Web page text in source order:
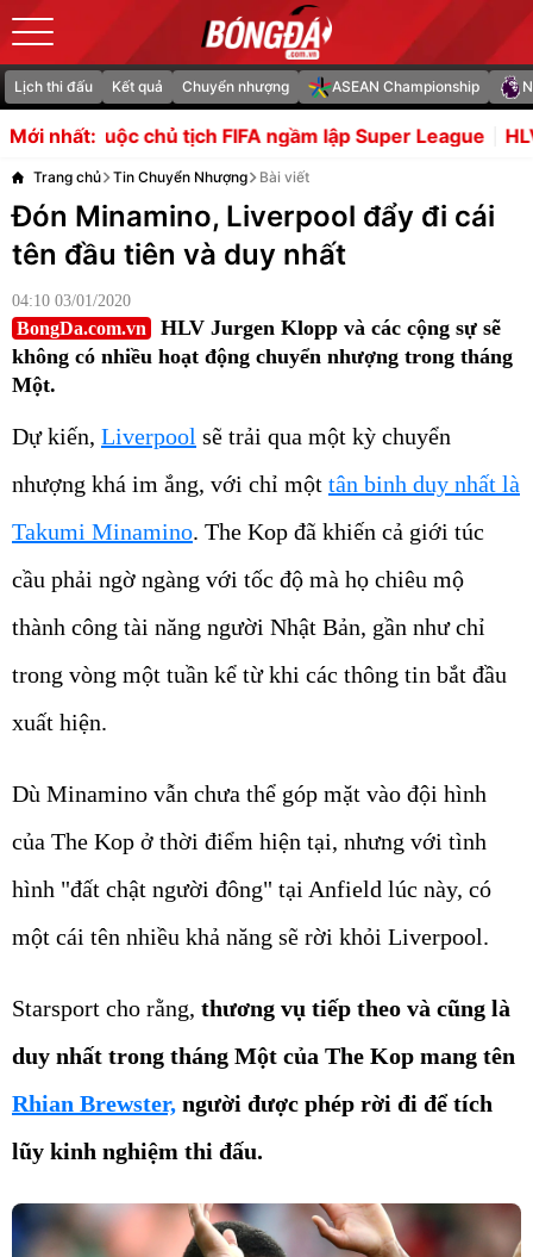
Lịch thi đấu Kết quả Chuyển nhượng ASEAN Championship
Mới nhất:
tịch FIFA ngầm lập Super League HLV Arteta tiếc
Trang chủ Tin Chuyển Nhượng Bài viết
Đón Minamino, Liverpool đẩy đi cái
tên đầu tiên và duy nhất
04:10 03/01/2020
BongDa.com.vn
HLV Jurgen Klopp và các cộng sự sẽ
không có nhiều hoạt động chuyển nhượng trong tháng
Một.
Dự kiến, Liverpool sẽ trải qua một kỳ chuyển
nhượng khá im ắng, với chỉ một tân binh duy nhất là
Takumi Minamino. The Kop đã khiến cả giới túc
cầu phải ngờ ngàng với tốc độ mà họ chiêu mộ
thành công tài năng người Nhật Bản, gần như chỉ
trong vòng một tuần kể từ khi các thông tin bắt đầu
xuất hiện.
Dù Minamino vẫn chưa thể góp mặt vào đội hình
của The Kop ở thời điểm hiện tại, nhưng với tình
hình "đất chật người đông" tại Anfield lúc này, có
một cái tên nhiều khả năng sẽ rời khỏi Liverpool.
Starsport cho rằng, thương vụ tiếp theo và cũng là
duy nhất trong tháng Một của The Kop mang tên
Rhian Brewster, người được phép rời đi để tích
lũy kinh nghiệm thi đấu.